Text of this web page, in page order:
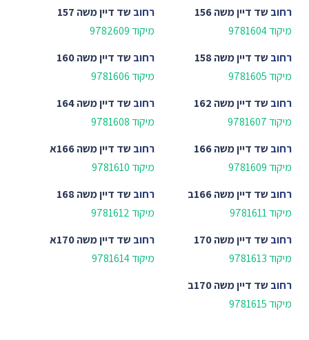
רחוב שד דיין משה 156
מיקוד 9781604
רחוב שד דיין משה 157
מיקוד 9782609
רחוב שד דיין משה 158
מיקוד 9781605
רחוב שד דיין משה 160
מיקוד 9781606
רחוב שד דיין משה 162
מיקוד 9781607
רחוב שד דיין משה 164
מיקוד 9781608
רחוב שד דיין משה 166
מיקוד 9781609
רחוב שד דיין משה 166א
מיקוד 9781610
רחוב שד דיין משה 166ב
מיקוד 9781611
רחוב שד דיין משה 168
מיקוד 9781612
רחוב שד דיין משה 170
מיקוד 9781613
רחוב שד דיין משה 170א
מיקוד 9781614
רחוב שד דיין משה 170ב
מיקוד 9781615